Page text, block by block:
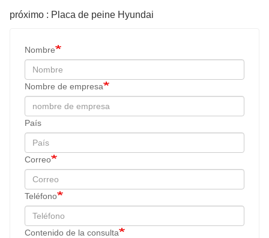
próximo : Placa de peine Hyundai
Nombre
Nombre de empresa
País
Correo
Teléfono
Contenido de la consulta